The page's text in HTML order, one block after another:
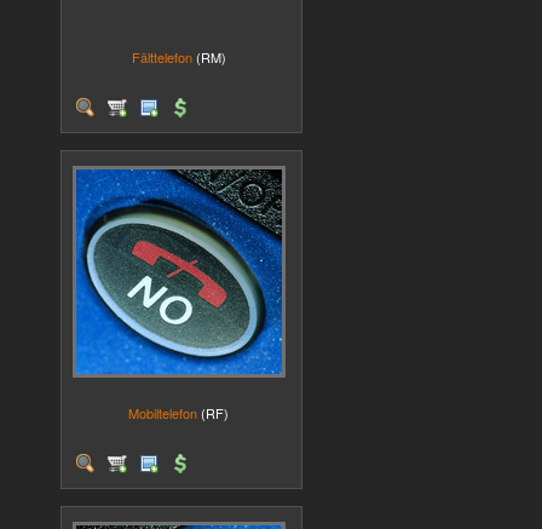
Fälttelefon (RM)
Mobiltelefon (RF)